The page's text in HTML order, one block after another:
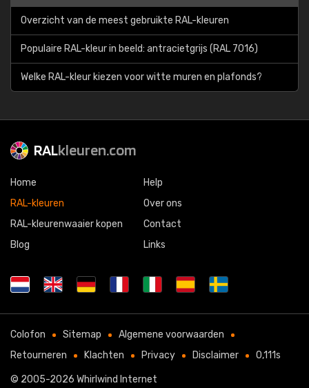
Overzicht van de meest gebruikte RAL-kleuren
Populaire RAL-kleur in beeld: antracietgrijs (RAL 7016)
Welke RAL-kleur kiezen voor witte muren en plafonds?
RALkleuren.com
Home
RAL-kleuren
RAL-kleurenwaaier kopen
Blog
Help
Over ons
Contact
Links
Colofon Sitemap
Algemene voorwaarden
Retourneren
Klachten Privacy Disclaimer 0,111s
© 2005-2026 Whirlwind Internet